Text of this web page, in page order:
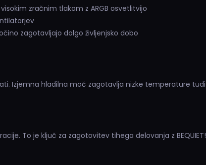
zračnim tlakom z ARGB osvetlitvijo
zagotavljajo dolgo življenjsko dobo
Izjemna hladilna moč zagotavlja nizke temperature tudi
To je ključ za zagotovitev tihega delovanja z BEQUIET!